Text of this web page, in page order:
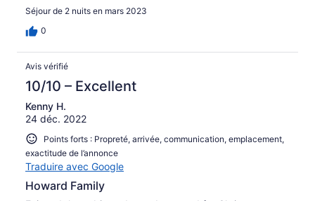
Séjour de 2 nuits en mars 2023
0
Avis vérifié
10/10 – Excellent
Kenny H.
24 déc. 2022
Points forts : Propreté, arrivée, communication, emplacement,
exactitude de l’annonce
Traduire avec Google
Howard Family